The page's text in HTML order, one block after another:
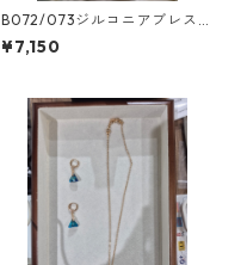
B072/073ジルコニアブレスレ
ット
¥7,150